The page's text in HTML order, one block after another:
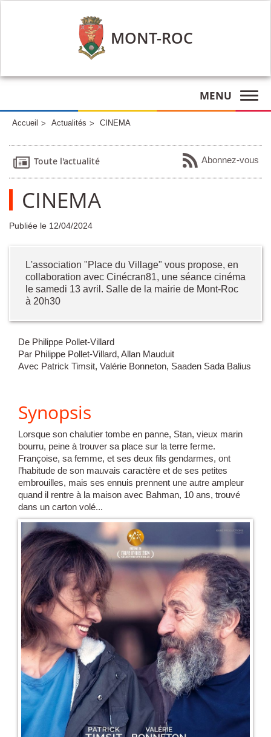
MONT-ROC
MENU
Accueil Actualités CINEMA
Toute l'actualité Abonnez-vous
CINEMA
Publiée le 12/04/2024
L'association "Place du Village" vous propose, en
collaboration avec Cinécran81, une séance cinéma
le samedi 13 avril. Salle de la mairie de Mont-Roc
à 20h30
De Philippe Pollet-Villard
Par Philippe Pollet-Villard, Allan Mauduit
Avec Patrick Timsit, Valérie Bonneton, Saaden Sada Balius
Synopsis
Lorsque son chalutier tombe en panne, Stan, vieux marin
bourru, peine à trouver sa place sur la terre ferme.
Françoise, sa femme, et ses deux fils gendarmes, ont
l’habitude de son mauvais caractère et de ses petites
embrouilles, mais ses ennuis prennent une autre ampleur
quand il rentre à la maison avec Bahman, 10 ans, trouvé
dans un carton volé...